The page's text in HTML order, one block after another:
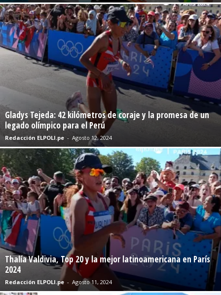
Gladys Tejeda: 42 kilómetros de coraje y la promesa de un
legado olímpico para el Perú
Redacción ELPOLI.pe - Agosto 12, 2024
Thalía Valdivia, Top 20 y la mejor latinoamericana en París
2024
Redacción ELPOLI.pe - Agosto 11, 2024